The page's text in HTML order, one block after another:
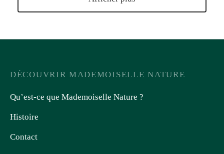
DÉCOUVRIR MADEMOISELLE NATURE
Qu’est-ce que Mademoiselle Nature ?
Histoire
Contact